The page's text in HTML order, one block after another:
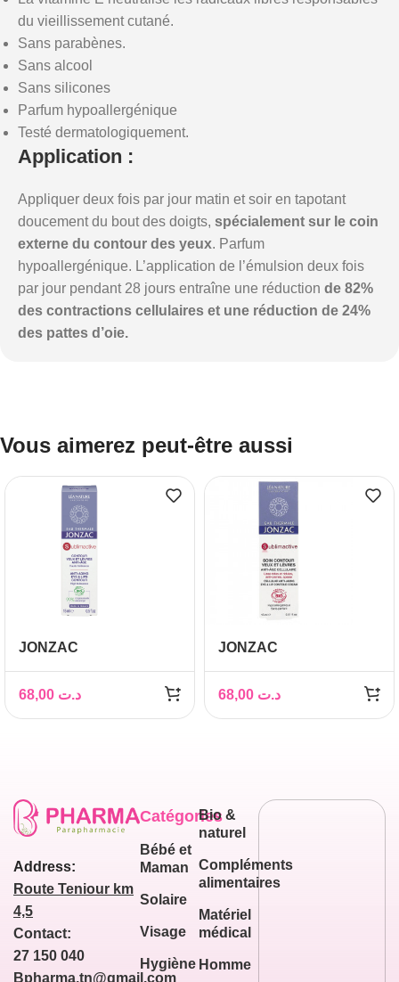
du vieillissement cutané.
Sans parabènes.
Sans alcool
Sans silicones
Parfum hypoallergénique
Testé dermatologiquement.
Application :
Appliquer deux fois par jour matin et soir en tapotant
doucement du bout des doigts, spécialement sur le coin
externe du contour des yeux. Parfum
hypoallergénique. L’application de l’émulsion deux fois
par jour pendant 28 jours entraîne une réduction de 82%
des contractions cellulaires et une réduction de 24%
des pattes d’oie.
Vous aimerez peut-être aussi
JONZAC
CONTOUR YEUX ET
LEVRES 15ML
د.ت
JONZAC
CONTOUR YEUX
LEVRES 15ML
د.ت
Address:
Route Teniour km
4,5
Contact:
27 150 040
Bpharma.tn@gmail.com
Catégories
Bébé et
Maman
Solaire
Visage
Hygiène
Bio &
naturel
Compléments
alimentaires
Matériel
médical
Homme